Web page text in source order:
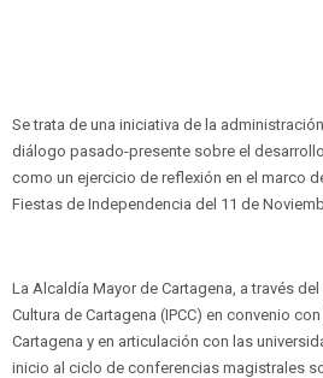
Se trata de una iniciativa de la
diálogo pasado-presente sobre el
como un ejercicio de reflexión en el marco
Fiestas de Independencia del 11 de
La Alcaldía Mayor de Cartagena, a través
Cultura de Cartagena (IPCC) en convenio
Cartagena y en articulación con las
inicio al ciclo de conferencias magistrales